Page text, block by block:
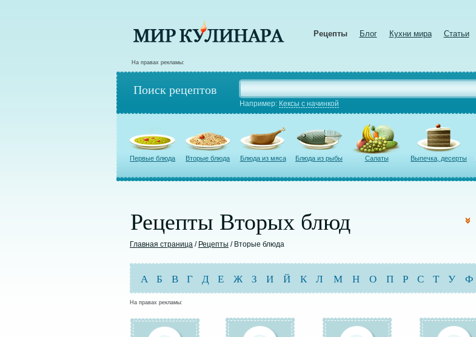
Рецепты Блог Кухни мира Статьи
На правах рекламы:
Поиск рецептов
Например: Кексы с начинкой
Первые блюда Вторые блюда Блюда из мяса Блюда из рыбы Салаты Выпечка, десерты
Рецепты Вторых блюд
Главная страница / Рецепты / Вторые блюда
А Б В Г Д Е Ж З И Й К Л М Н О П Р С Т У Ф
На правах рекламы: